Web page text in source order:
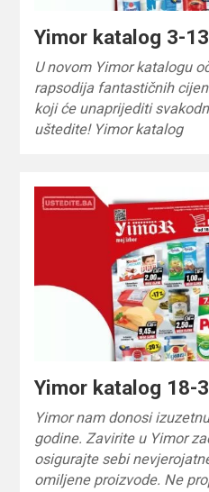
Yimor katalog 3-
U novom Yimor katalogu
rapsodija fantastičnih
koji će unaprijediti
uštedite! Yimor katalog
Yimor katalog 18-
Yimor nam donosi
godine. Zavirite u Yimor
osigurajte sebi
omiljene proizvode. Ne